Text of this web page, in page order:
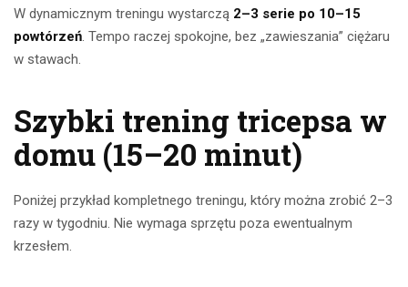
W dynamicznym treningu wystarczą 2–3 serie po 10–15
powtórzeń. Tempo raczej spokojne, bez „zawieszania” ciężaru
w stawach.
Szybki trening tricepsa w
domu (15–20 minut)
Poniżej przykład kompletnego treningu, który można zrobić 2–3
razy w tygodniu. Nie wymaga sprzętu poza ewentualnym
krzesłem.